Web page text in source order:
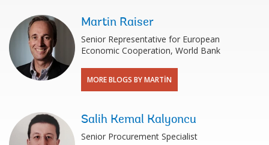
Martin Raiser
Senior Representative for European
Economic Cooperation, World Bank
MORE BLOGS BY MARTIN
Salih Kemal Kalyoncu
Senior Procurement Specialist